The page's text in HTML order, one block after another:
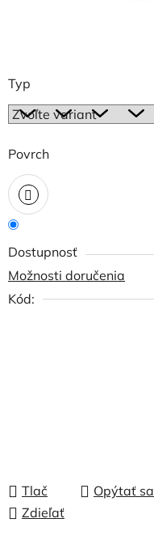
Typ
Povrch
Dostupnosť
Možnosti doručenia
Kód:
Tlač Opýtať sa
Zdieľať